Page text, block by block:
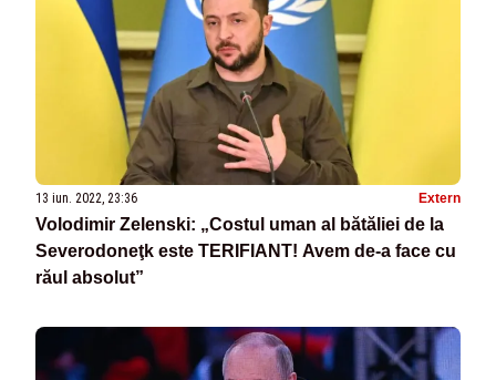
13 iun. 2022, 23:36 Extern
Volodimir Zelenski: „Costul uman al bătăliei de la
Severodoneţk este TERIFIANT! Avem de-a face cu
răul absolut”